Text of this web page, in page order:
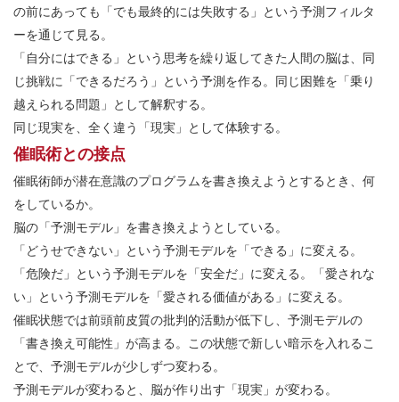
の前にあっても「でも最終的には失敗する」という予測フィルタ
ーを通じて見る。
「自分にはできる」という思考を繰り返してきた人間の脳は、同
じ挑戦に「できるだろう」という予測を作る。同じ困難を「乗り
越えられる問題」として解釈する。
同じ現実を、全く違う「現実」として体験する。
催眠術との接点
催眠術師が潜在意識のプログラムを書き換えようとするとき、何
をしているか。
脳の「予測モデル」を書き換えようとしている。
「どうせできない」という予測モデルを「できる」に変える。
「危険だ」という予測モデルを「安全だ」に変える。「愛されな
い」という予測モデルを「愛される価値がある」に変える。
催眠状態では前頭前皮質の批判的活動が低下し、予測モデルの
「書き換え可能性」が高まる。この状態で新しい暗示を入れるこ
とで、予測モデルが少しずつ変わる。
予測モデルが変わると、脳が作り出す「現実」が変わる。